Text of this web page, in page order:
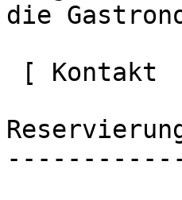
die